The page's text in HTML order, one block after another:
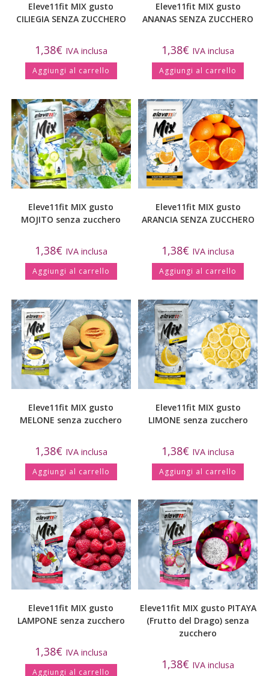
Eleve11fit MIX gusto
CILIEGIA SENZA ZUCCHERO
1,38€ IVA inclusa
Aggiungi al carrello
Eleve11fit MIX gusto
ANANAS SENZA ZUCCHERO
1,38€ IVA inclusa
Aggiungi al carrello
Eleve11fit MIX gusto
MOJITO senza zucchero
1,38€ IVA inclusa
Aggiungi al carrello
Eleve11fit MIX gusto
ARANCIA SENZA ZUCCHERO
1,38€ IVA inclusa
Aggiungi al carrello
Eleve11fit MIX gusto
MELONE senza zucchero
1,38€ IVA inclusa
Aggiungi al carrello
Eleve11fit MIX gusto
LIMONE senza zucchero
1,38€ IVA inclusa
Aggiungi al carrello
Eleve11fit MIX gusto
LAMPONE senza zucchero
1,38€ IVA inclusa
Aggiungi al carrello
Eleve11fit MIX gusto PITAYA
(Frutto del Drago) senza
zucchero
1,38€ IVA inclusa